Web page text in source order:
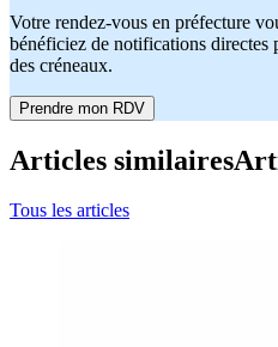
Votre rendez-vous en préfecture
bénéficiez de notifications directes
des créneaux.
Prendre mon RDV
Articles similaires
Tous les articles